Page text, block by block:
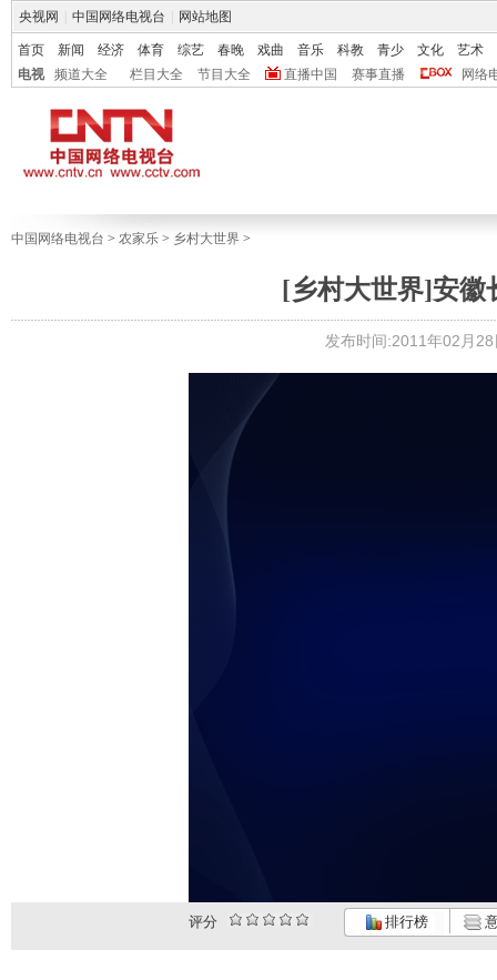
央视网 中国网络电视台 网站地图
首页 新闻 经济 体育 综艺 春晚 戏曲 音乐 科教 青少 文化
艺术
电视
频道大全 栏目大全 节目大全 直播中国 赛事直播 网络
中国网络电视台 > 农家乐 > 乡村大世界 >
[乡村大世界]安徽
发布时间:2011年02月
评分 排行榜